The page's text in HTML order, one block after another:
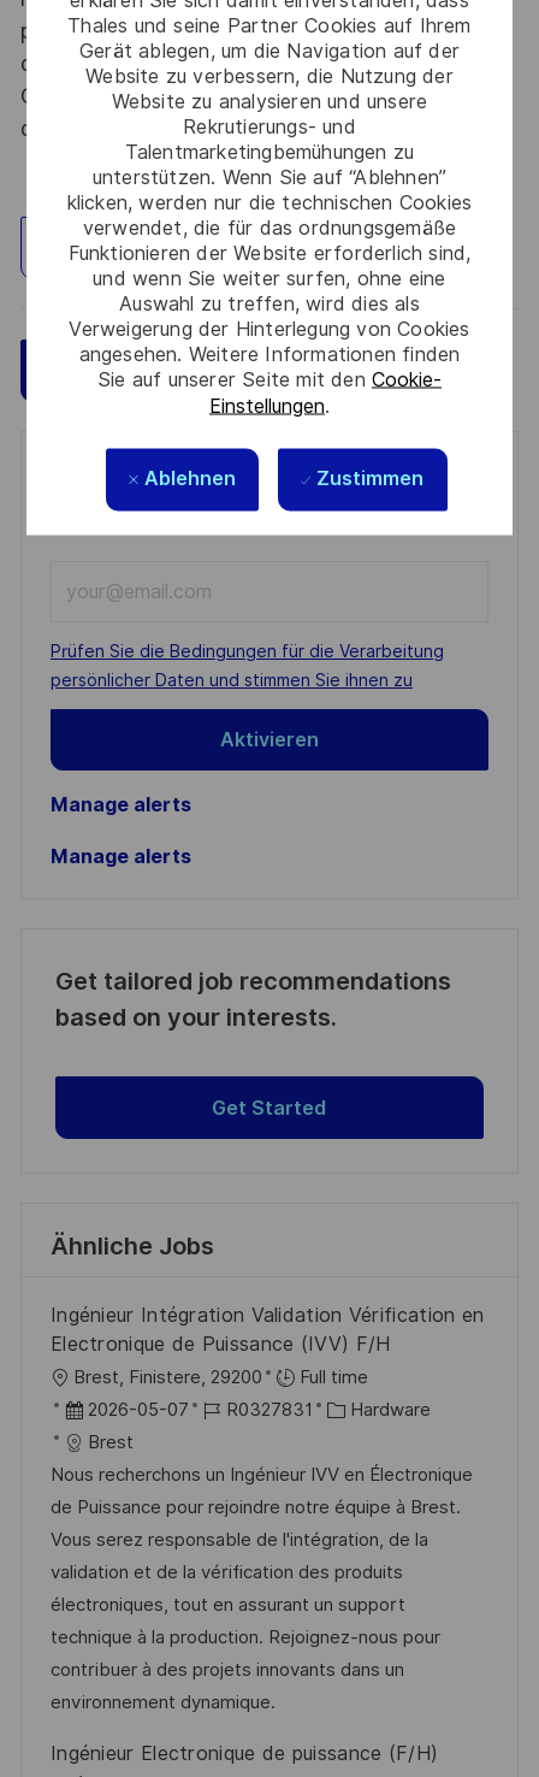
Thales und seine Partner Cookies auf Ihrem
Gerät ablegen, um die Navigation auf der
Website zu verbessern, die Nutzung der
Website zu analysieren und unsere
Rekrutierungs- und
Talentmarketingbemühungen zu
unterstützen. Wenn Sie auf “Ablehnen”
klicken, werden nur die technischen Cookies
verwendet, die für das ordnungsgemäße
Funktionieren der Website erforderlich sind,
und wenn Sie weiter surfen, ohne eine
Auswahl zu treffen, wird dies als
Verweigerung der Hinterlegung von Cookies
angesehen. Weitere Informationen finden
Sie auf unserer Seite mit den Cookie-
Einstellungen.
Ablehnen Zustimmen
procédure d’habilitation, conformément aux
dispositions des articles R.2311-1 et suivants du
Code de la défense et de l’IGI 1300 SGDSN/PSE
du 09 août 2021.
Standort erkunden
Jetzt bewerben Speichern
Get notified for similar jobs
Email
address
(Required)
Required
Prüfen Sie die Bedingungen für die Verarbeitung
persönlicher Daten und stimmen Sie ihnen zu
Aktivieren
Manage alerts
Manage alerts
Get tailored job recommendations
based on your interests.
Get Started
Ähnliche Jobs
Ingénieur Intégration Validation Vérification en
Electronique de Puissance (IVV) F/H
O
r
t
Brest, Finistere, 29200
Full time
D
a
t
u
m
d
e
r
V
e
ö
2026-05-07
J
b
-
I
D
R0327831
K
t
e
g
o
r
i
e
Hardware
Brest
Nous recherchons un Ingénieur IVV en Électronique
de Puissance pour rejoindre notre équipe à Brest.
Vous serez responsable de l'intégration, de la
validation et de la vérification des produits
électroniques, tout en assurant un support
technique à la production. Rejoignez-nous pour
contribuer à des projets innovants dans un
environnement dynamique.
Ingénieur Electronique de puissance (F/H)